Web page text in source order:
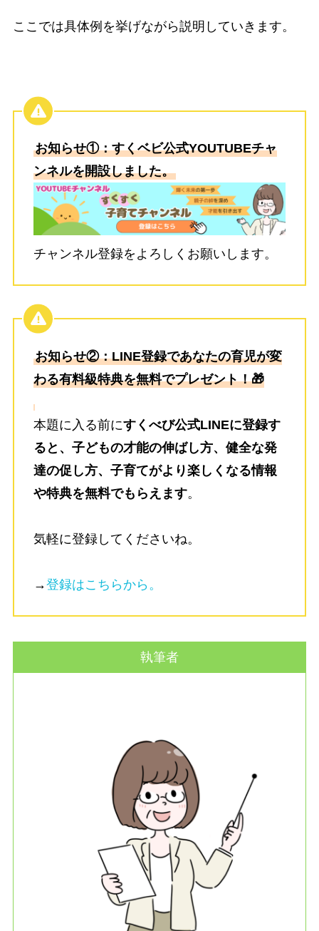
ここでは具体例を挙げながら説明していきます。
お知らせ①：すくベビ公式YOUTUBEチャ
ンネルを開設しました。
チャンネル登録をよろしくお願いします。
お知らせ②：LINE登録であなたの育児が変
わる有料級特典を無料でプレゼント！🎁
本題に入る前にすくべび公式LINEに登録す
ると、子どもの才能の伸ばし方、健全な発
達の促し方、子育てがより楽しくなる情報
や特典を無料でもらえます。
気軽に登録してくださいね。
→登録はこちらから。
執筆者